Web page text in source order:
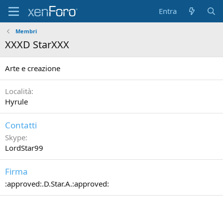
Entra
Membri
XXXD StarXXX
Arte e creazione
Località
Hyrule
Contatti
Skype
LordStar99
Firma
:approved:.D.Star.A.:approved: